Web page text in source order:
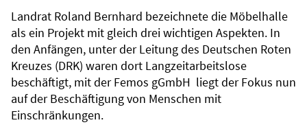
Landrat Roland Bernhard bezeichnete die Möbelhalle
als ein Projekt mit gleich drei wichtigen Aspekten. In
den Anfängen, unter der Leitung des Deutschen Roten
Kreuzes (DRK) waren dort Langzeitarbeitslose
beschäftigt, mit der Femos gGmbH liegt der Fokus nun
auf der Beschäftigung von Menschen mit
Einschränkungen.